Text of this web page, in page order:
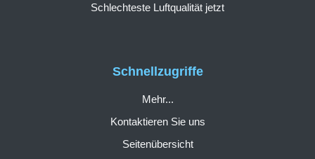
Schnellzugriffe
Mehr...
Kontaktieren Sie uns
Seitenübersicht
Schlechteste Luftqualität jetzt